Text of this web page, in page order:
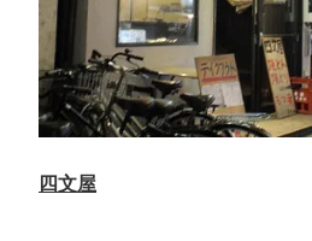
四文屋